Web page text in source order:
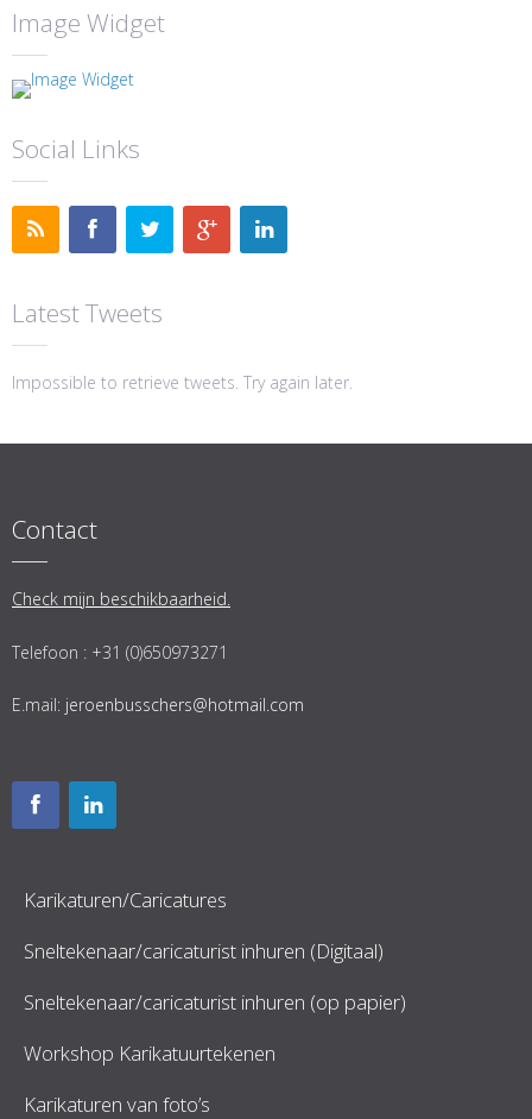
Image Widget
Social Links
Latest Tweets
Impossible to retrieve tweets. Try again later.
Contact
Check mijn beschikbaarheid.
Telefoon : +31 (0)650973271
E.mail: jeroenbusschers@hotmail.com
Karikaturen/Caricatures
Sneltekenaar/caricaturist inhuren (Digitaal)
Sneltekenaar/caricaturist inhuren (op papier)
Workshop Karikatuurtekenen
Karikaturen van foto’s